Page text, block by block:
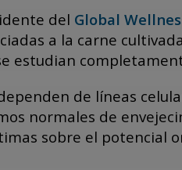
del Global
a la carne
estudian
de líneas
normales de
sobre el potencial